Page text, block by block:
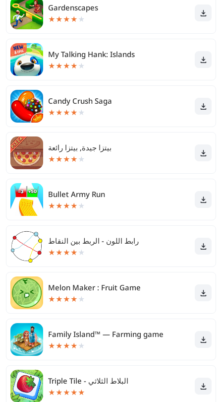
Gardenscapes
★★★★ ★
My Talking Hank: Islands
★★★★ ★
Candy Crush Saga
★★★★ ★
★★★★ ★
Bullet Army Run
★★★★ ★
رابط اللون - الربط بين النقاط
★★★★ ★
Melon Maker : Fruit Game
★★★★ ★
Family Island™ — Farming game
★★★★ ★
Triple Tile - البلاط الثلاثي
★★★★★